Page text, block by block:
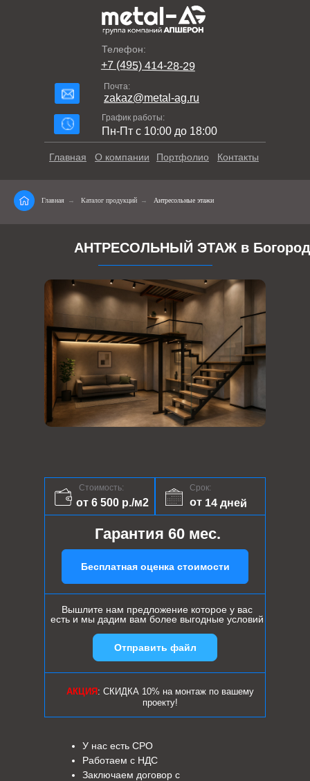
Телефон:
+7 (495) 414-28-29
Почта:
zakaz@metal-ag.ru
График работы:
Пн-Пт с 10:00 до 18:00
Контакты
Портфолио
О компании
Главная
Главная → Каталог продукций → Антресольные этажи
АНТРЕСОЛЬНЫЙ ЭТАЖ в
Срок:
от 14 дней
Стоимость:
от 6 500 р./м2
Гарантия 60 мес.
Бесплатная оценка стоимости
Вышлите нам предложение которое у вас
есть и мы дадим вам более выгодные условий
АКЦИЯ : СКИДКА 10% на монтаж по вашему
проекту!
У нас есть СРО
Работаем с НДС
Заключаем договор с
Отправить файл